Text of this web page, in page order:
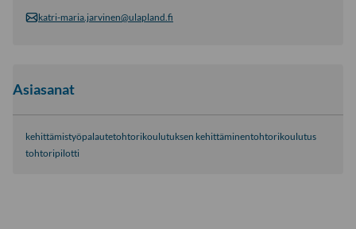
katri-maria.jarvinen@ulapland.fi
Asiasanat
kehittämistyöpalautetohtorikoulutuksen kehittäminentohtorikoulutus
tohtoripilotti